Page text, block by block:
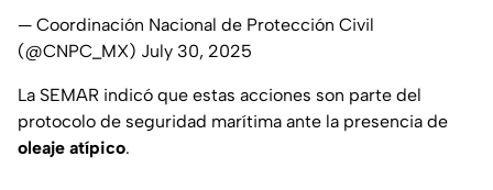
— Coordinación Nacional de Protección Civil
(@CNPC_MX) July 30, 2025
La SEMAR indicó que estas acciones son parte del
protocolo de seguridad marítima ante la presencia de
oleaje atípico.